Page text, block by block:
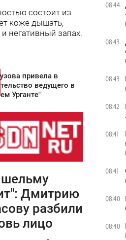
состоит из
коже дышать,
негативный запах.
привела в
ведущего в
Урганте"
шельму
Дмитрию
разбили
лицо
08:44
08:43
08:43
08:42
08:41
08:41
08:40
08:40